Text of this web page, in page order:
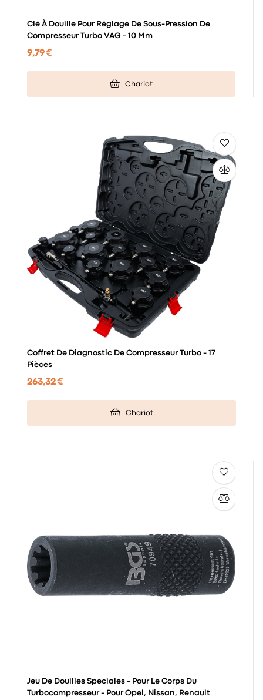
Clé À Douille Pour Réglage De Sous-Pression De
Compresseur Turbo VAG - 10 Mm
9,79 €
Chariot
Coffret De Diagnostic De Compresseur Turbo - 17
Pièces
263,32 €
Chariot
Jeu De Douilles Speciales - Pour Le Corps Du
Turbocompresseur - Pour Opel, Nissan, Renault